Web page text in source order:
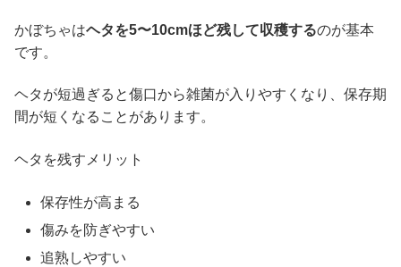
かぼちゃはヘタを5〜10cmほど残して収穫するのが基本
です。
ヘタが短過ぎると傷口から雑菌が入りやすくなり、保存期
間が短くなることがあります。
ヘタを残すメリット
保存性が高まる
傷みを防ぎやすい
追熟しやすい